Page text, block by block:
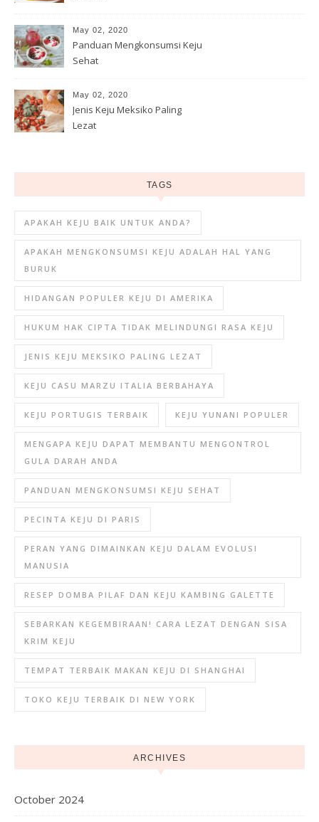
May 02, 2020
Panduan Mengkonsumsi Keju
Sehat
May 02, 2020
Jenis Keju Meksiko Paling
Lezat
TAGS
APAKAH KEJU BAIK UNTUK ANDA?
APAKAH MENGKONSUMSI KEJU ADALAH HAL YANG
BURUK
HIDANGAN POPULER KEJU DI AMERIKA
HUKUM HAK CIPTA TIDAK MELINDUNGI RASA KEJU
JENIS KEJU MEKSIKO PALING LEZAT
KEJU CASU MARZU ITALIA BERBAHAYA
KEJU PORTUGIS TERBAIK KEJU YUNANI POPULER
MENGAPA KEJU DAPAT MEMBANTU MENGONTROL
GULA DARAH ANDA
PANDUAN MENGKONSUMSI KEJU SEHAT
PECINTA KEJU DI PARIS
PERAN YANG DIMAINKAN KEJU DALAM EVOLUSI
MANUSIA
RESEP DOMBA PILAF DAN KEJU KAMBING GALETTE
SEBARKAN KEGEMBIRAAN! CARA LEZAT DENGAN SISA
KRIM KEJU
TEMPAT TERBAIK MAKAN KEJU DI SHANGHAI
TOKO KEJU TERBAIK DI NEW YORK
ARCHIVES
October 2024